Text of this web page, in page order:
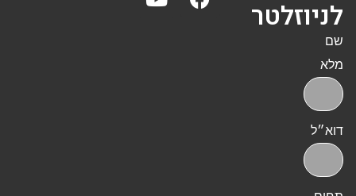
לניוזלטר
שם
מלא
דוא״ל